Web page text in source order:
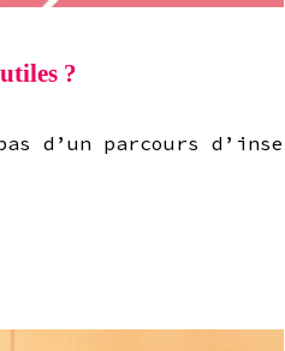
?
d’un parcours